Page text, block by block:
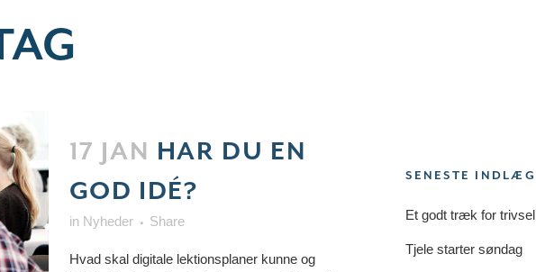
17 JAN HAR DU EN
GOD IDÉ?
in Nyheder Share
Hvad skal digitale lektionsplaner kunne og
SENESTE INDLÆG
Et godt træk for trivsel
Tjele starter søndag